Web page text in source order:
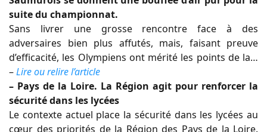
suite du championnat.
Sans livrer une grosse rencontre face à des
adversaires bien plus affutés, mais, faisant preuve
d’efficacité, les Olympiens ont mérité les points de la…
–Lire ou relire l’article
– Pays de la Loire. La Région agit pour renforcer la
sécurité dans les lycées
Le contexte actuel place la sécurité dans les lycées au
cœur des priorités de la Région des Pays de la Loire.